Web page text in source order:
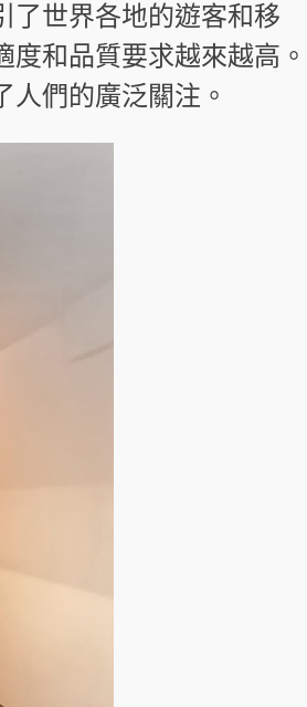
了世界各地的遊客和移
和品質要求越來越高。
們的廣泛關注。